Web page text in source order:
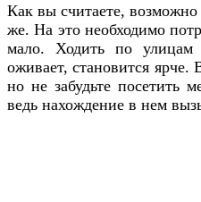
Как вы считаете, возможно
же. На это необходимо
мало. Ходить по улицам
оживает, становится
но не забудьте посетить
ведь нахождение в нем